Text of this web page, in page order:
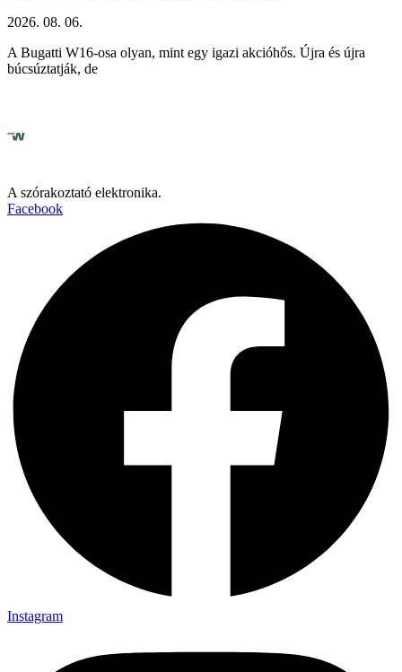
2026. 08. 06.
A Bugatti W16-osa olyan, mint egy igazi akcióhős. Újra és újra
búcsúztatják, de
A szórakoztató elektronika.
Facebook
Instagram